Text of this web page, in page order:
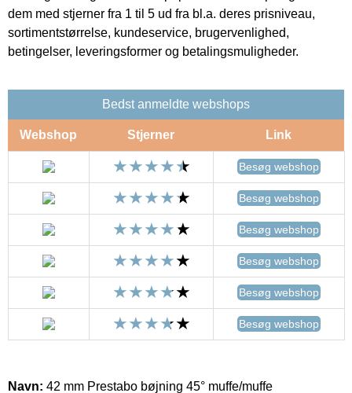
dem med stjerner fra 1 til 5 ud fra bl.a. deres prisniveau,
sortimentstørrelse, kundeservice, brugervenlighed,
betingelser, leveringsformer og betalingsmuligheder.
Bedst anmeldte webshops
Webshop Stjerner Link
Besøg webshop
Besøg webshop
Besøg webshop
Besøg webshop
Besøg webshop
Besøg webshop
Navn: 42 mm Prestabo bøjning 45° muffe/muffe